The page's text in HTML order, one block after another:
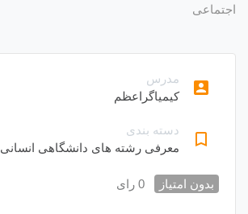
اجتماعی
account_box
مدرس
کیمیاگراعظم
bookmark_border
دسته بندی
معرفی رشته های دانشگاهی انسانی
بدون امتیاز 0 رای